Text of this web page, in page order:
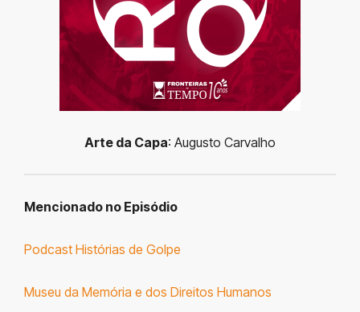
Arte da Capa: Augusto Carvalho
Mencionado no Episódio
Podcast Histórias de Golpe
Museu da Memória e dos Direitos Humanos